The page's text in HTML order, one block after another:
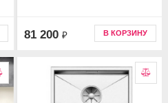
81 200 ₽ В КОРЗИНУ